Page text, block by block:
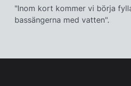
"Inom kort kommer vi börja
bassängerna med vatten".